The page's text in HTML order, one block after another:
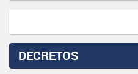
DECRETOS